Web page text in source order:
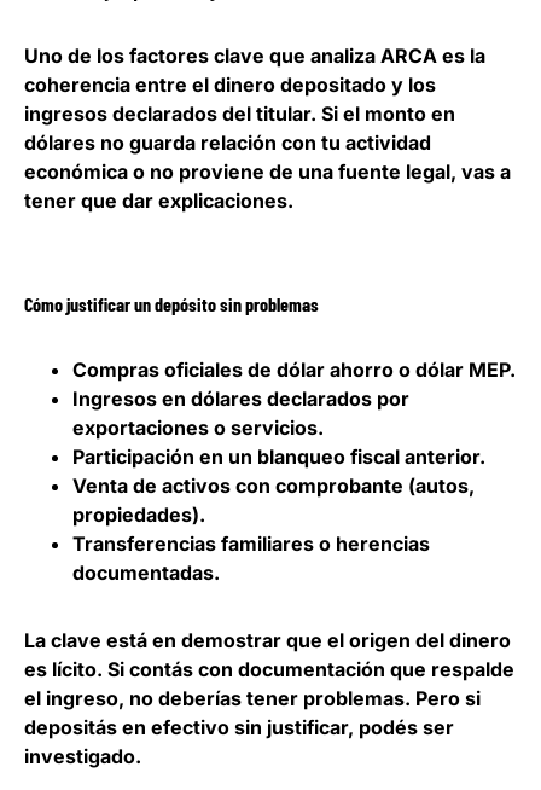
Uno de los factores clave que analiza ARCA es la
coherencia entre el dinero depositado y los
ingresos declarados del titular. Si el monto en
dólares no guarda relación con tu actividad
económica o no proviene de una fuente legal, vas a
tener que dar explicaciones.
Cómo justificar un depósito sin problemas
Compras oficiales de dólar ahorro o dólar MEP.
Ingresos en dólares declarados por
exportaciones o servicios.
Participación en un blanqueo fiscal anterior.
Venta de activos con comprobante (autos,
propiedades).
Transferencias familiares o herencias
documentadas.
La clave está en demostrar que el origen del dinero
es lícito. Si contás con documentación que respalde
el ingreso, no deberías tener problemas. Pero si
depositás en efectivo sin justificar, podés ser
investigado.